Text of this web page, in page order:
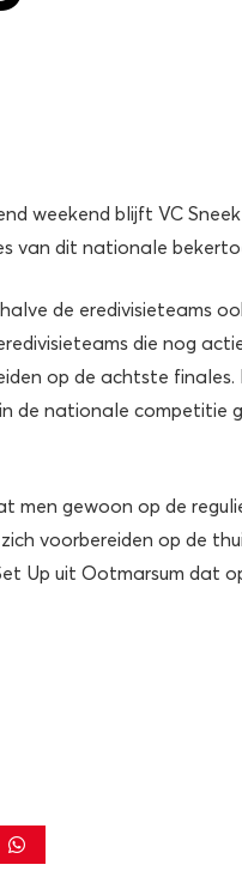
weekend blijft VC
van dit nationale
de eredivisieteams
die nog
op de achtste
de nationale competitie
men gewoon op de
voorbereiden op de
Up uit Ootmarsum dat